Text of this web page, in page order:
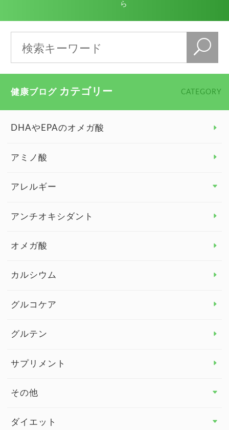
ら
健康ブログ カテゴリー CATEGORY
DHAやEPAのオメガ酸
アミノ酸
アレルギー
アレルギー トップ
アンチオキシダント
オメガ酸
カルシウム
グルコケア
グルテン
サプリメント
その他
その他 トップ
ダイエット